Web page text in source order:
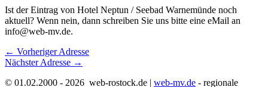
Ist der Eintrag von Hotel Neptun / Seebad Warnemünde noch
aktuell? Wenn nein, dann schreiben Sie uns bitte eine eMail an
info@web-mv.de.
← Vorheriger Adresse
Nächster Adresse →
© 01.02.2000 - 2026 web-rostock.de | web-mv.de - regionale